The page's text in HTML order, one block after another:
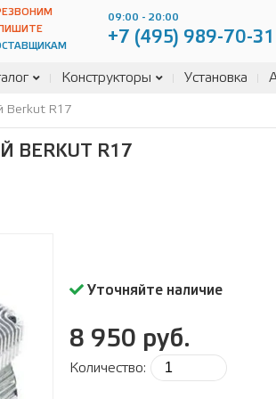
09:00 - 20:00
+7 (495) 989-70-31
Конструкторы Установка
Berkut R17
R17
Уточняйте наличие
8 950 руб.
Количество: